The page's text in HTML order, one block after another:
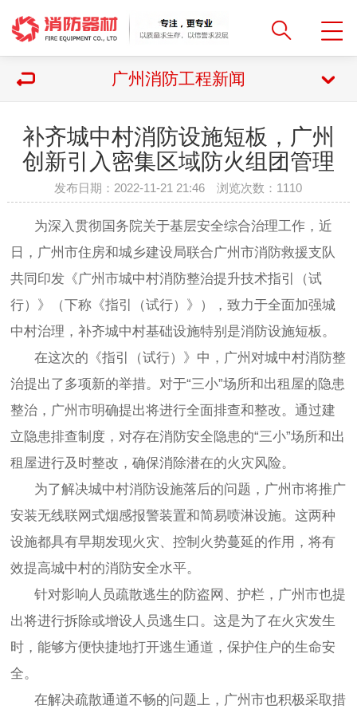
广州消防工程新闻
补齐城中村消防设施短板，广州
创新引入密集区域防火组团管理
发布日期：2022-11-21 21:46 浏览次数： 1110
为深入贯彻国务院关于基层安全综合治理工作，近
日，广州市住房和城乡建设局联合广州市消防救援支队
共同印发《广州市城中村消防整治提升技术指引（试
行）》（下称《指引（试行）》），致力于全面加强城
中村治理，补齐城中村基础设施特别是消防设施短板。
在这次的《指引（试行）》中，广州对城中村消防整
治提出了多项新的举措。对于“三小”场所和出租屋的隐患
整治，广州市明确提出将进行全面排查和整改。通过建
立隐患排查制度，对存在消防安全隐患的“三小”场所和出
租屋进行及时整改，确保消除潜在的火灾风险。
为了解决城中村消防设施落后的问题，广州市将推广
安装无线联网式烟感报警装置和简易喷淋设施。这两种
设施都具有早期发现火灾、控制火势蔓延的作用，将有
效提高城中村的消防安全水平。
针对影响人员疏散逃生的防盗网、护栏，广州市也提
出将进行拆除或增设人员逃生口。这是为了在火灾发生
时，能够方便快捷地打开逃生通道，保护住户的生命安
全。
在解决疏散通道不畅的问题上，广州市也积极采取措